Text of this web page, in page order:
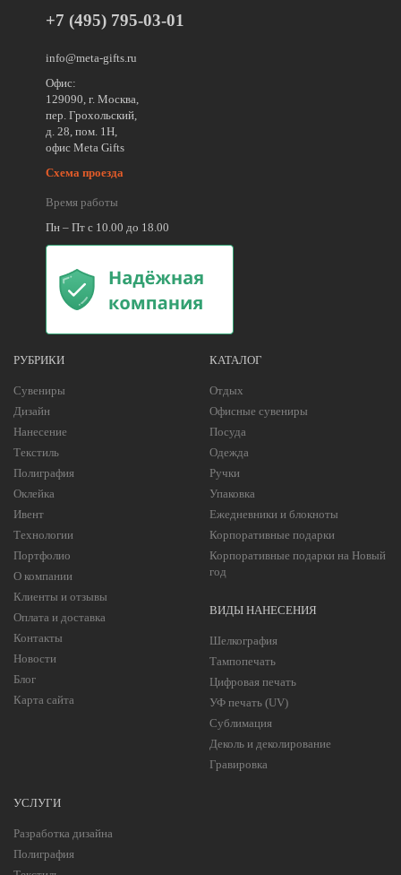
+7 (495) 795-03-01
info@meta-gifts.ru
Офис:
129090, г. Москва,
пер. Грохольский,
д. 28, пом. 1Н,
офис Meta Gifts
Схема проезда
Время работы
Пн – Пт с 10.00 до 18.00
РУБРИКИ
Сувениры
Дизайн
Нанесение
Текстиль
Полиграфия
Оклейка
Ивент
Технологии
Портфолио
О компании
Клиенты и отзывы
Оплата и доставка
Контакты
Новости
Блог
Карта сайта
КАТАЛОГ
Отдых
Офисные сувениры
Посуда
Одежда
Ручки
Упаковка
Ежедневники и блокноты
Корпоративные подарки
Корпоративные подарки на Новый
год
ВИДЫ НАНЕСЕНИЯ
Шелкография
Тампопечать
Цифровая печать
УФ печать (UV)
Сублимация
Деколь и деколирование
Гравировка
УСЛУГИ
Разработка дизайна
Полиграфия